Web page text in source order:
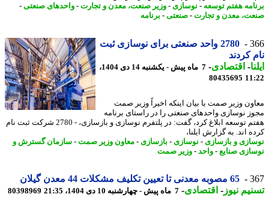
هفتم توسعه-نوسازی- وزیر صنعت، معدن و تجارت- واحدهای صنعتی-
معدن و تجارت- صنعتی-برنامه
2780 واحد صنعتی برای نوسازی ثبت
کردند
-اقتصادی-
7 ماه پیش - یکشنبه 14 دی 1404،
80435695
وزیر صمت با بیان اینکه اخیراً وزیر صمت
نوسازی واحدهای صنعتی را در راستای برنامه
هفتم توسعه ابلاغ کرد، گفت: در پلتفرم نوسازی و بازسازی، - 2780 شرکت ثبت نام
اند. به گزارش ایلنا،
و بازسازی- نوسازی- بازسازی- معاون وزیر صمت-سازمان گسترش و
صنایع-واحد-وزیر صمت
65 مصوبه معدنی تا تعیین تکلیف مشکلات 44 معدن گیلان
نیوز-اقتصادی-7 ماه پیش - چهارشنبه 10 دی 1404، 21:35 80398969